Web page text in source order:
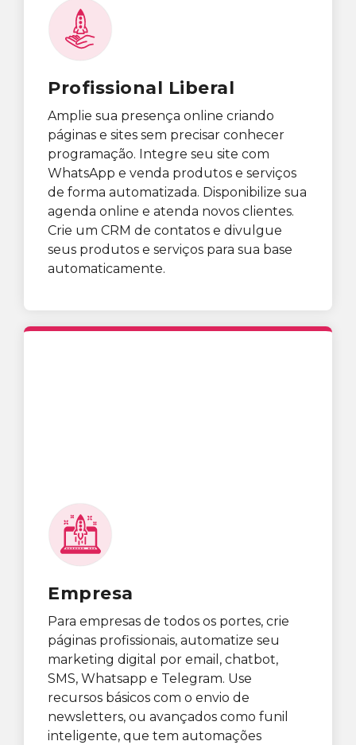
Profissional Liberal
Amplie sua presença online criando
páginas e sites sem precisar conhecer
programação. Integre seu site com
WhatsApp e venda produtos e serviços
de forma automatizada. Disponibilize sua
agenda online e atenda novos clientes.
Crie um CRM de contatos e divulgue
seus produtos e serviços para sua base
automaticamente.
Empresa
Para empresas de todos os portes, crie
páginas profissionais, automatize seu
marketing digital por email, chatbot,
SMS, Whatsapp e Telegram. Use
recursos básicos com o envio de
newsletters, ou avançados como funil
inteligente, que tem automações